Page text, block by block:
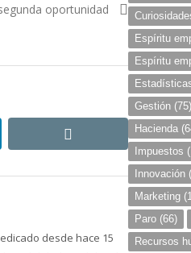
oportunidad
desde hace 15
Espíritu
Espíritu
Gestión (75)
Hacienda
Impuestos
Innovación
Marketing
Paro (66)
Recursos